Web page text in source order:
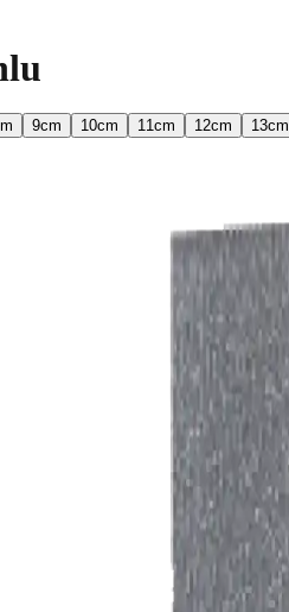
9cm 10cm 11 cm 12cm 13cm